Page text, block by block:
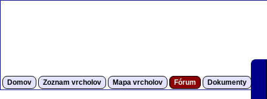
Domov Zoznam vrcholov Mapa vrcholov Fórum Dokumenty